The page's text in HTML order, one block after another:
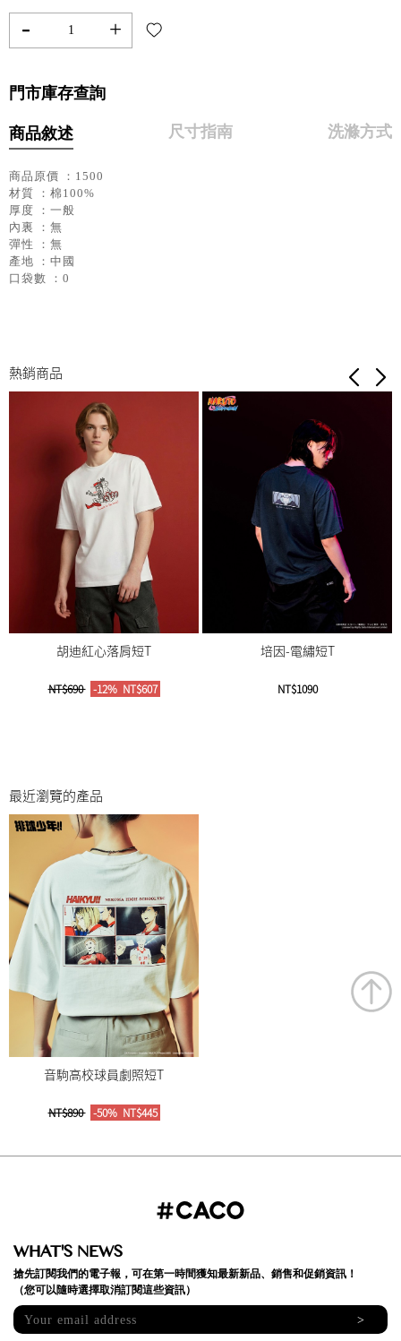
- +
門市庫存查詢
商品敘述 尺寸指南 洗滌方式
商品原價 ：1500
材質 ：棉100%
厚度 ：一般
內裏 ：無
彈性 ：無
產地 ：中國
口袋數 ：0
熱銷商品
胡迪紅心落肩短T
NT$690 -12% NT$607
培因-電繡短T
NT$1090
最近瀏覽的產品
音駒高校球員劇照短T
NT$890 -50% NT$445
WHAT'S NEWS
搶先訂閱我們的電子報，可在第一時間獲知最新新品、銷售和促銷資訊！
（您可以隨時選擇取消訂閱這些資訊）
>